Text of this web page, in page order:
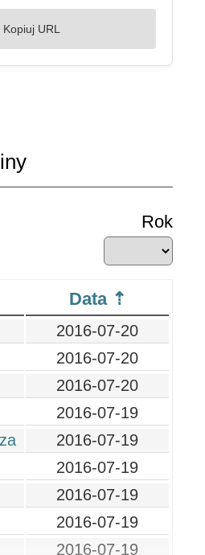
Kopiuj URL
Rok
Data
2016-07-20
2016-07-20
2016-07-20
2016-07-19
2016-07-19
2016-07-19
2016-07-19
2016-07-19
2016-07-19